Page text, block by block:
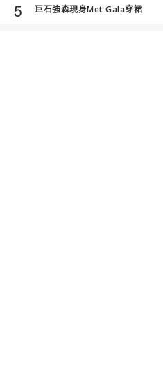
巨石強森現身Met Gala穿裙
子...